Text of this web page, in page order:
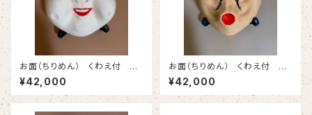
お面（ちりめん） くわえ付 お
かめ （台含まず）
¥42,000
お面（ちりめん） くわえ付 ひ
ょっとこ （台含まず）
¥42,000